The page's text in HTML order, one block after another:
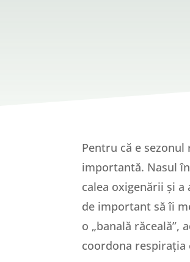
Pentru că e
importantă. Nasul
calea oxigenării și
de important să îi
o „banală
coordona respirația